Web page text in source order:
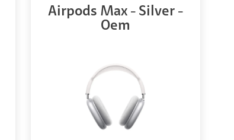
Airpods Max - Silver -
Oem